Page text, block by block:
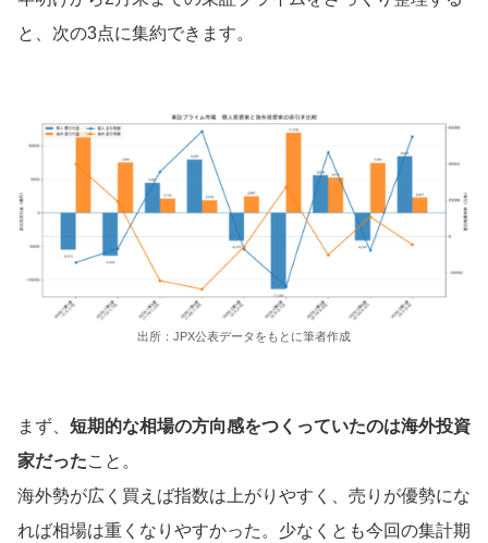
と、次の3点に集約できます。
出所：JPX公表データをもとに筆者作成
まず、 短期的な相場の方向感をつくっていたのは海外投資
家だったこと。
海外勢が広く買えば指数は上がりやすく、売りが優勢にな
れば相場は重くなりやすかった。少なくとも今回の集計期